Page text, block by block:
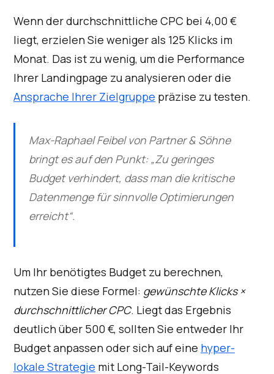
Wenn der durchschnittliche CPC bei 4,00 €
liegt, erzielen Sie weniger als 125 Klicks im
Monat. Das ist zu wenig, um die Performance
Ihrer Landingpage zu analysieren oder die
Ansprache Ihrer Zielgruppe präzise zu testen.
Max-Raphael Feibel von Partner & Söhne
bringt es auf den Punkt: „Zu geringes
Budget verhindert, dass man die kritische
Datenmenge für sinnvolle Optimierungen
erreicht“.
Um Ihr benötigtes Budget zu berechnen,
nutzen Sie diese Formel: gewünschte Klicks ×
durchschnittlicher CPC. Liegt das Ergebnis
deutlich über 500 €, sollten Sie entweder Ihr
Budget anpassen oder sich auf eine hyper-
lokale Strategie mit Long-Tail-Keywords